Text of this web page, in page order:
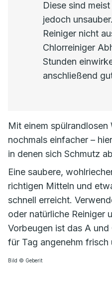
Diese sind
jedoch
Reiniger nicht
Chlorreiniger
Stunden
anschließend
Mit einem
nochmals einfacher –
in denen sich Schmutz
Eine saubere,
richtigen Mitteln und
schnell erreicht.
oder natürliche Reiniger
Vorbeugen ist das A
für Tag angenehm frisch
Bild © Geberit